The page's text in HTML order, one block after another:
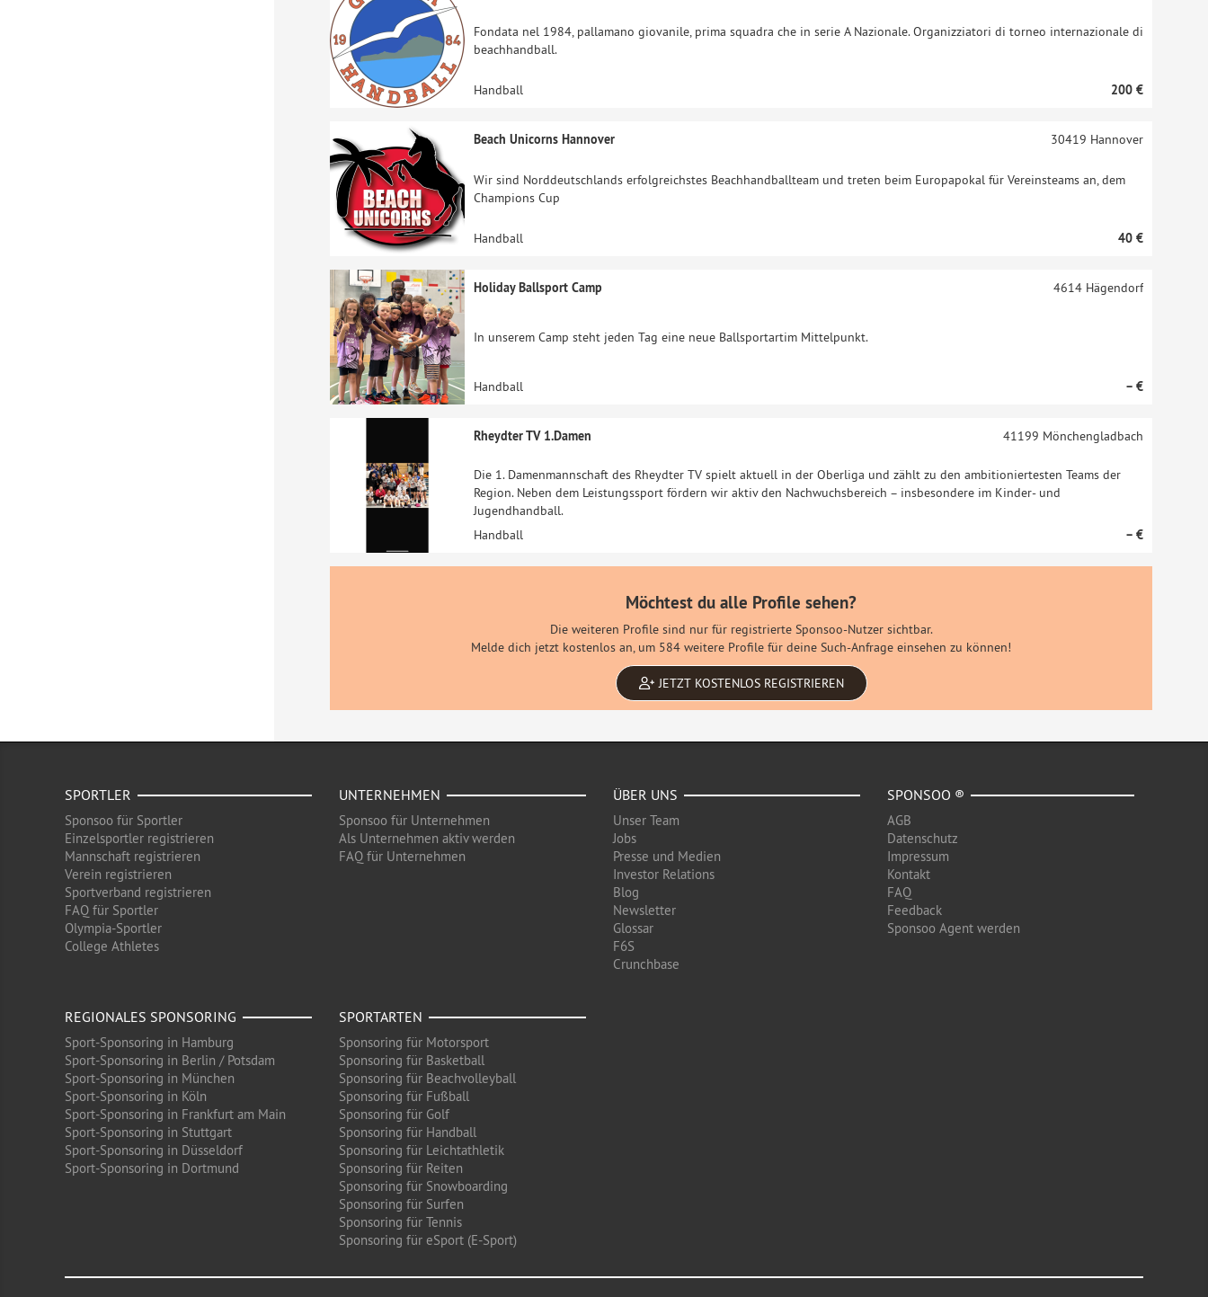
Fondata nel 1984, pallamano giovanile, prima squadra che in serie A Nazionale. Organizziatori di torneo internazionale di
beachhandball.
Handball 200 €
Beach Unicorns Hannover
Wir sind Norddeutschlands erfolgreichstes Beachhandballteam und treten beim Europapokal für Vereinsteams an, dem
Champions Cup
30419 Hannover
Handball 40 €
Holiday Ballsport Camp
In unserem Camp steht jeden Tag eine neue Ballsportartim Mittelpunkt.
4614Hägendorf
Handball – €
Rheydter TV 1.Damen
Die 1. Damenmannschaft des Rheydter TV spielt aktuell in der Oberliga und zählt zu den ambitioniertesten Teams der
Region. Neben dem Leistungssport fördern wir aktiv den Nachwuchsbereich – insbesondere im Kinder- und
Jugendhandball.
41199 Mönchengladbach
Handball – €
Möchtest du alle Profile sehen?
Die weiteren Profile sind nur für registrierte Sponsoo-Nutzer sichtbar.
Melde dich jetzt kostenlos an, um 584 weitere Profile für deine Such-Anfrage einsehen zu können!
JETZT KOSTENLOS REGISTRIEREN
SPORTLER
Sponsoo für Sportler
Einzelsportler registrieren
Mannschaft registrieren
Verein registrieren
Sportverband registrieren
FAQ für Sportler
Olympia-Sportler
College Athletes
UNTERNEHMEN
Sponsoo für Unternehmen
Als Unternehmen aktiv werden
FAQ für Unternehmen
ÜBER UNS
Unser Team
Jobs
Presse und Medien
Investor Relations
Blog
Newsletter
Glossar
F6S
Crunchbase
SPONSOO ®
AGB
Datenschutz
Impressum
Kontakt
FAQ
Feedback
Sponsoo Agent werden
REGIONALES SPONSORING
Sport-Sponsoring in Hamburg
Sport-Sponsoring in Berlin / Potsdam
Sport-Sponsoring in München
Sport-Sponsoring in Köln
Sport-Sponsoring in Frankfurt am Main
Sport-Sponsoring in Stuttgart
Sport-Sponsoring in Düsseldorf
Sport-Sponsoring in Dortmund
SPORTARTEN
Sponsoring für Motorsport
Sponsoring für Basketball
Sponsoring für Beachvolleyball
Sponsoring für Fußball
Sponsoring für Golf
Sponsoring für Handball
Sponsoring für Leichtathletik
Sponsoring für Reiten
Sponsoring für Snowboarding
Sponsoring für Surfen
Sponsoring für Tennis
Sponsoring für eSport (E-Sport)